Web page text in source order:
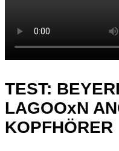
TEST:
LAGOOxN
KOPFHÖRER